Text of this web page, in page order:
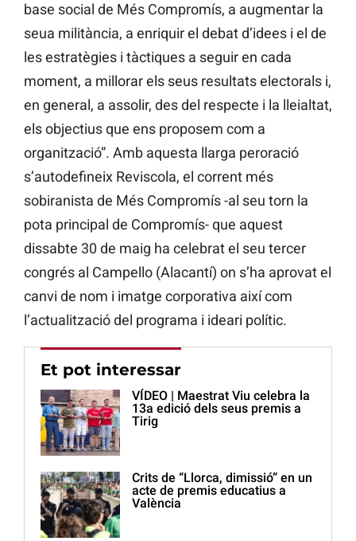
base social de Més Compromís, a augmentar la
seua militància, a enriquir el debat d’idees i el de
les estratègies i tàctiques a seguir en cada
moment, a millorar els seus resultats electorals i,
en general, a assolir, des del respecte i la lleialtat,
els objectius que ens proposem com a
organització”. Amb aquesta llarga peroració
s’autodefineix Reviscola, el corrent més
sobiranista de Més Compromís -al seu torn la
pota principal de Compromís- que aquest
dissabte 30 de maig ha celebrat el seu tercer
congrés al Campello (Alacantí) on s’ha aprovat el
canvi de nom i imatge corporativa així com
l’actualització del programa i ideari polític.
Et pot interessar
VÍDEO | Maestrat Viu celebra la
13a edició dels seus premis a
Tirig
Crits de “Llorca, dimissió” en un
acte de premis educatius a
València